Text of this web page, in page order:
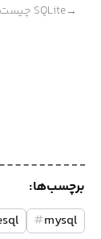
→SQLite چیست؟
برچسب‌ها:
mysql
#